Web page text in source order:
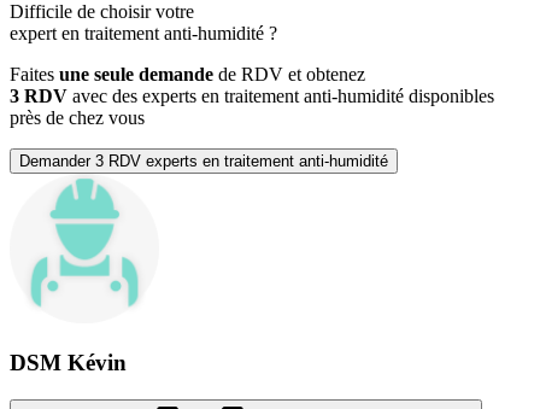
Difficile de choisir votre
expert en traitement anti-humidité ?
Faites une seule demande de RDV et obtenez
3 RDV avec des experts en traitement anti-humidité disponibles
près de chez vous
Demander 3 RDV experts en traitement anti-humidité
DSM Kévin